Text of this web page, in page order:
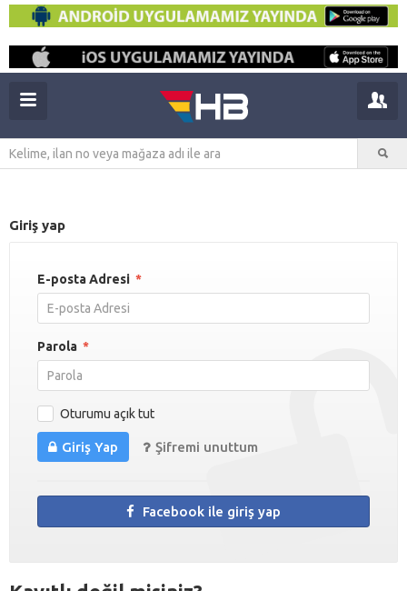
Giriş yap
E-posta Adresi *
Parola *
Oturumu açık tut
Giriş Yap Şifremi unuttum
Facebook ile giriş yap